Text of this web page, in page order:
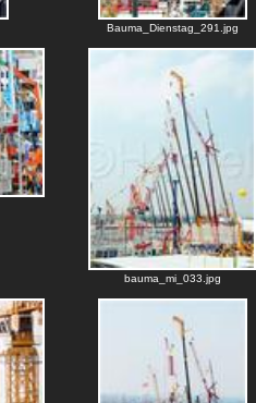
Bauma_Dienstag_291.jpg
bauma_mi_033.jpg